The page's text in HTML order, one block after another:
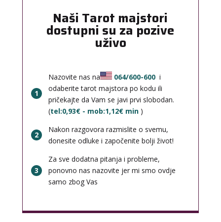
Naši Tarot majstori
dostupni su za pozive
uživo
1
Nazovite nas na 064/600-600 i
odaberite tarot majstora po kodu ili
pričekajte da Vam se javi prvi slobodan.
(tel:0,93€ - mob:1,12€ min )
2
Nakon razgovora razmislite o svemu,
donesite odluke i započenite bolji život!
3
Za sve dodatna pitanja i probleme,
ponovno nas nazovite jer mi smo ovdje
samo zbog Vas